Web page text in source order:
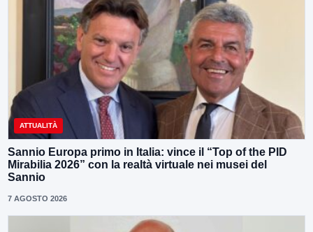
ATTUALITÀ
Sannio Europa primo in Italia: vince il “Top of the PID
Mirabilia 2026” con la realtà virtuale nei musei del
Sannio
7 AGOSTO 2026